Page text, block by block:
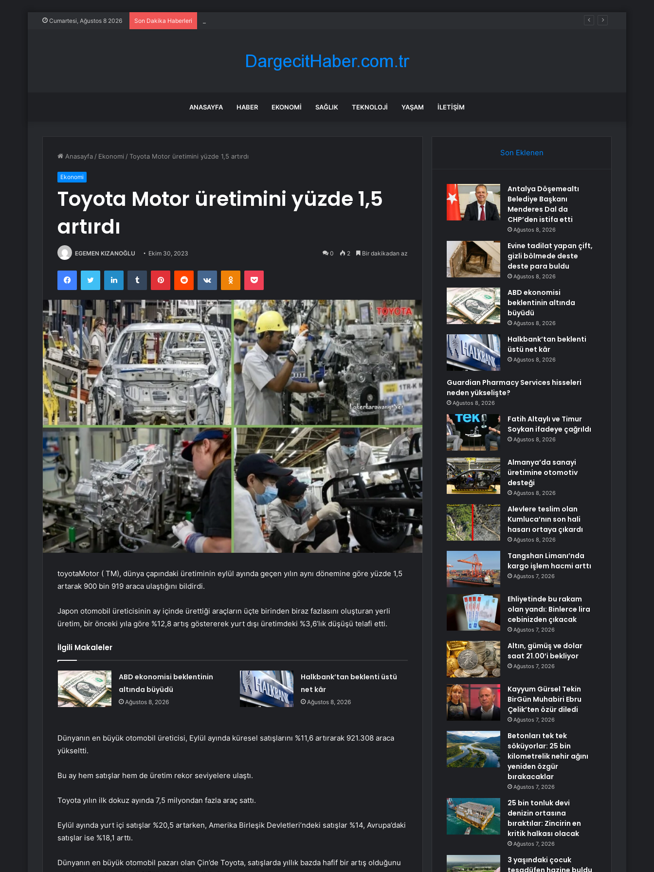
Cumartesi, Ağustos 8 2026 Son Dakika Haberleri
ANASAYFA HABER EKONOMI SAĞLIK TEKNOLOJI YAŞAM İLETIŞIM
Anasayfa / Ekonomi /Toyota Motor üretimini yüzde 1,5 artırdı
Ekonomi
Toyota Motor üretimini yüzde 1,5
artırdı
EGEMEN KIZANOĞLU Ekim 30, 2023 0 2 Bir dakikadan az
FacebookTwitter LinkedInTumblr PinterestReddit VKontakteOdnoklassniki
Pocket
toyotaMotor ( TM), dünya çapındaki üretiminin eylül ayında geçen yılın aynı dönemine göre yüzde 1,5
artarak 900 bin 919 araca ulaştığını bildirdi.
Japon otomobil üreticisinin ay içinde ürettiği araçların üçte birinden biraz fazlasını oluşturan yerli
üretim, bir önceki yıla göre %12,8 artış göstererek yurt dışı üretimdeki %3,6’lık düşüşü telafi etti.
İlgili Makaleler
ABD ekonomisi beklentinin
altında büyüdü
Ağustos 8, 2026
Halkbank’tan beklenti üstü
net kâr
Ağustos 8, 2026
Dünyanın en büyük otomobil üreticisi, Eylül ayında küresel satışlarını %11,6 artırarak 921.308 araca
yükseltti.
Bu ay hem satışlar hem de üretim rekor seviyelere ulaştı.
Toyota yılın ilk dokuz ayında 7,5 milyondan fazla araç sattı.
Eylül ayında yurt içi satışlar %20,5 artarken, Amerika Birleşik Devletleri’ndeki satışlar %14, Avrupa’daki
satışlar ise %18,1 arttı.
Dünyanın en büyük otomobil pazarı olan Çin’de Toyota, satışlarda yıllık bazda hafif bir artış olduğunu
Son Eklenen
Antalya Döşemealtı
Belediye Başkanı
Menderes Dal da
CHP’den istifa etti
Ağustos 8, 2026
Evine tadilat yapan çift,
gizli bölmede deste
deste para buldu
Ağustos 8, 2026
ABD ekonomisi
beklentinin altında
büyüdü
Ağustos 8, 2026
Halkbank’tan beklenti
üstü net kâr
Ağustos 8, 2026
Guardian Pharmacy Services hisseleri
neden yükselişte?
Ağustos 8, 2026
Fatih Altaylı ve Timur
Soykan ifadeye çağrıldı
Ağustos 8, 2026
Almanya’da sanayi
üretimine otomotiv
desteği
Ağustos 8, 2026
Alevlere teslim olan
Kumluca’nın son hali
hasarı ortaya çıkardı
Ağustos 8, 2026
Tangshan Limanı’nda
kargo işlem hacmi arttı
Ağustos 7, 2026
Ehliyetinde bu rakam
olan yandı: Binlerce lira
cebinizden çıkacak
Ağustos 7, 2026
Altın, gümüş ve dolar
saat 21.00’i bekliyor
Ağustos 7, 2026
Kayyum Gürsel Tekin
BirGün Muhabiri Ebru
Çelik’ten özür diledi
Ağustos 7, 2026
Betonları tek tek
söküyorlar: 25 bin
kilometrelik nehir ağını
yeniden özgür
bırakacaklar
Ağustos 7, 2026
25 bin tonluk devi
denizin ortasına
bıraktılar: Zincirin en
kritik halkası olacak
Ağustos 7, 2026
3 yaşındaki çocuk
tesadüfen hazine buldu